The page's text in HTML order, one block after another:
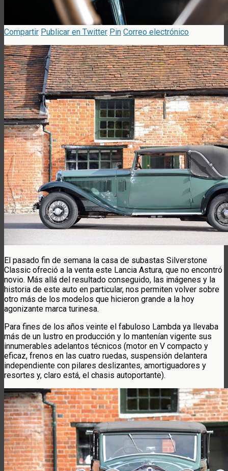
Compartir Publicar en Twitter Pin Correo electrónico
El pasado fin de semana la casa de subastas Silverstone
Classic ofreció a la venta este Lancia Astura, que no encontró
novio. Más allá del resultado conseguido, las imágenes y la
historia de este auto en particular, nos permiten volver sobre
otro más de los modelos que hicieron grande a la hoy
agonizante marca turinesa.
Para fines de los años veinte el fabuloso Lambda ya llevaba
más de un lustro en producción y lo mantenían vigente sus
innumerables adelantos técnicos (motor en V compacto y
eficaz, frenos en las cuatro ruedas, suspensión delantera
independiente con pilares deslizantes, amortiguadores y
resortes y, claro está, el chasis autoportante).